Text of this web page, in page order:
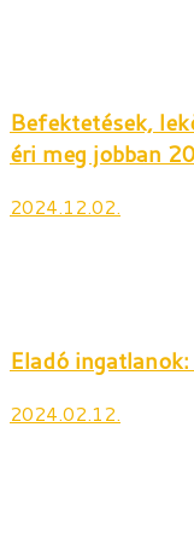
Befektetések,
éri meg jobban
2024.12.02.
Eladó
2024.02.12.